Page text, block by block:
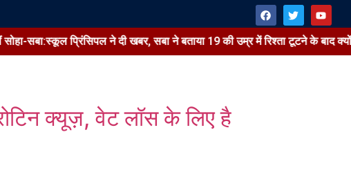
ने दी खबर, सबा ने बताया 19 की उम्र में रिश्ता टूटने के बाद क्यों सिंगल रहीं
क्यूज़, वेट लॉस के लिए है